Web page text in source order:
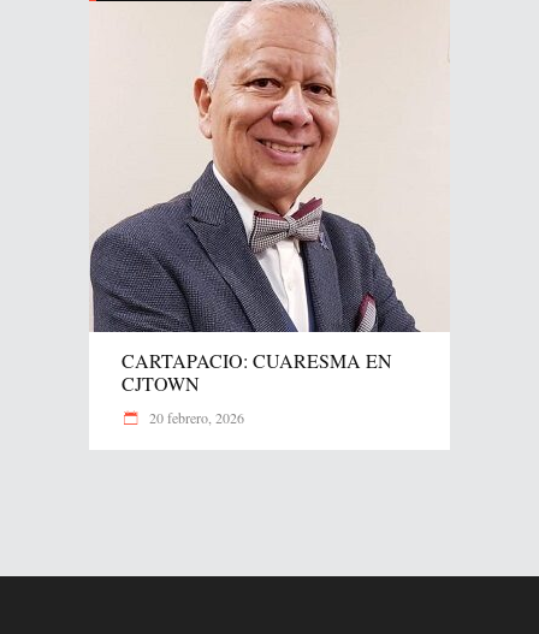
CARTAPACIO: CUARESMA EN
CJTOWN
20 febrero, 2026